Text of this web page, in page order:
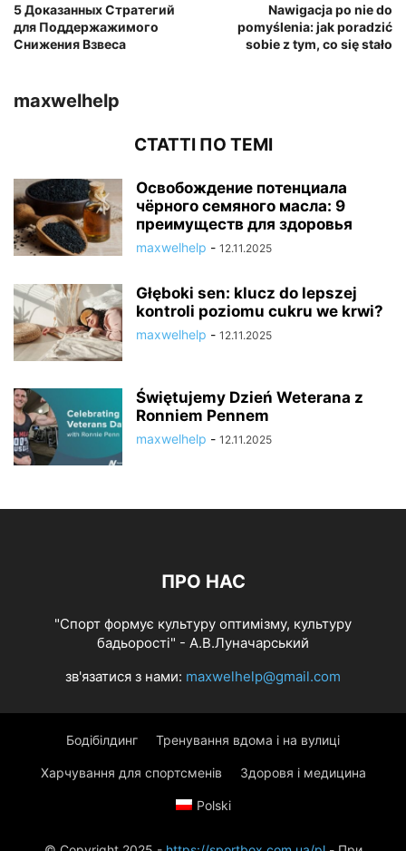
5 Доказанных Стратегий
для Поддержажимого
Снижения Взвеса
Nawigacja po nie do
pomyślenia: jak poradzić
sobie z tym, co się stało
maxwelhelp
СТАТТІ ПО ТЕМІ
Освобождение потенциала
чёрного семяного масла: 9
преимуществ для здоровья
maxwelhelp - 12.11.2025
Głęboki sen: klucz do lepszej
kontroli poziomu cukru we krwi?
maxwelhelp - 12.11.2025
Świętujemy Dzień Weterana z
Ronniem Pennem
maxwelhelp - 12.11.2025
ПРО НАС
"Спорт формує культуру оптимізму, культуру
бадьорості" - А.В.Луначарський
зв'язатися з нами: maxwelhelp@gmail.com
Бодібілдинг Тренування вдома і на вулиці
Харчування для спортсменів Здоровя і медицина
Polski